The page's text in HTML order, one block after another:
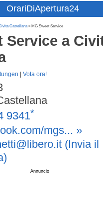
OrariDiApertura24
Castellana» MG Sweet Service
Service a
|Vota ora!
9341*
mgs... »
@ libero.it (Invia il
Annuncio